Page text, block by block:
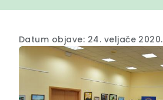
Datum objave: 24. veljače 2020.